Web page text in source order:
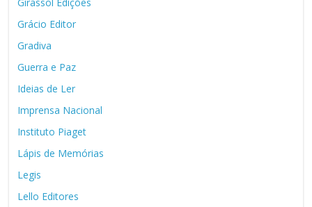
Grácio Editor
Gradiva
Guerra e Paz
Ideias de Ler
Imprensa Nacional
Instituto Piaget
Lápis de Memórias
Legis
Lello Editores